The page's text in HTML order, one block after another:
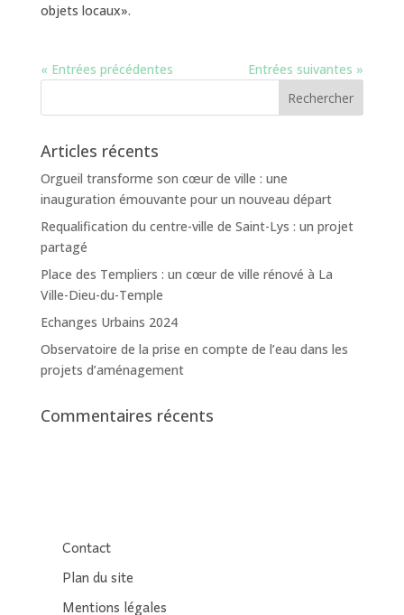
objets locaux».
« Entrées précédentes Entrées suivantes »
Articles récents
Orgueil transforme son cœur de ville : une
inauguration émouvante pour un nouveau départ
Requalification du centre-ville de Saint-Lys : un projet
partagé
Place des Templiers : un cœur de ville rénové à La
Ville-Dieu-du-Temple
Echanges Urbains 2024
Observatoire de la prise en compte de l’eau dans les
projets d’aménagement
Commentaires récents
Contact
Plan du site
Mentions légales